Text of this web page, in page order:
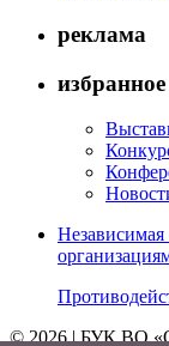
реклама
избранное
Независимая
© 2026 | БУК ВО